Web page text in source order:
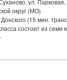
округ (МО)
(15 мин.
состоит из